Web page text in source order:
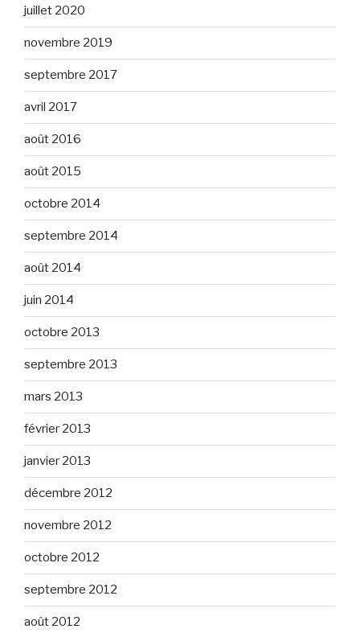
juillet 2020
novembre 2019
septembre 2017
avril 2017
août 2016
août 2015
octobre 2014
septembre 2014
août 2014
juin 2014
octobre 2013
septembre 2013
mars 2013
février 2013
janvier 2013
décembre 2012
novembre 2012
octobre 2012
septembre 2012
août 2012